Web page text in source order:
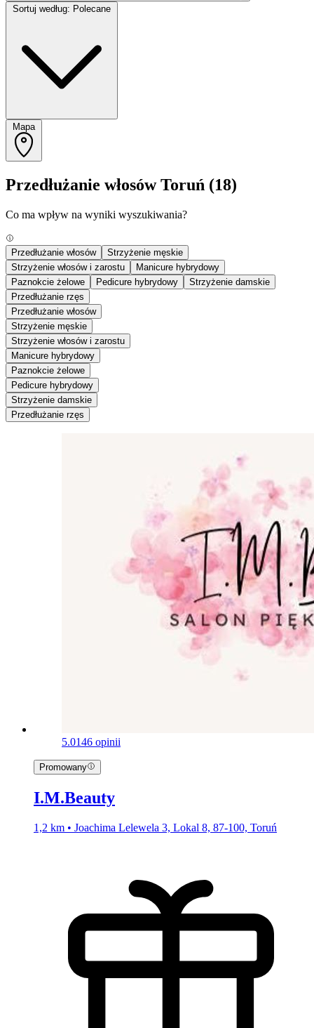
Mapa
Przedłużanie włosów Toruń (18)
Co ma wpływ na wyniki wyszukiwania?
Przedłużanie włosów
Strzyżenie męskie
Strzyżenie włosów i zarostu
Manicure hybrydowy
Paznokcie żelowe
Pedicure hybrydowy
Strzyżenie damskie
Przedłużanie rzęs
Przedłużanie włosów
Strzyżenie męskie
Strzyżenie włosów i zarostu
Manicure hybrydowy
Paznokcie żelowe
Pedicure hybrydowy
Strzyżenie damskie
Przedłużanie rzęs
5.0146 opinii
Promowany
I.M.Beauty
1,2 km • Joachima Lelewela 3, Lokal 8, 87-100, Toruń